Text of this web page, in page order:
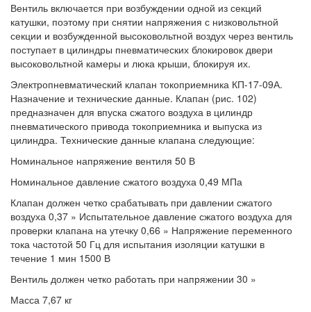
Вентиль включается при возбуждении одной из секций
катушки, поэтому при снятии напряжения с низковольтной
секции и возбужденной высоковольтной воздух через вентиль
поступает в цилиндры пневматических блокировок двери
высоковольтной камеры и люка крыши, блокируя их.
Электропневматический клапан токоприемника КП-17-09А.
Назначение и технические данные. Клапан (рис. 102)
предназначен для впуска сжатого воздуха в цилиндр
пневматического привода токоприемника и выпуска из
цилиндра. Технические данные клапана следующие:
Номинальное напряжение вентиля 50 В
Номинальное давление сжатого воздуха 0,49 МПа
Клапан должен четко срабатывать при давлении сжатого
воздуха 0,37 » Испытательное давление сжатого воздуха для
проверки клапана на утечку 0,66 » Напряжение переменного
тока частотой 50 Гц для испытания изоляции катушки в
течение 1 мин 1500 В
Вентиль должен четко работать при напряжении 30 »
Масса 7,67 кг